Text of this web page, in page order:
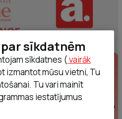
sīkdatnēm
sīkdatnes (vairāk
izmantot mūsu vietni, Tu
Tu vari mainīt
iestatījumus